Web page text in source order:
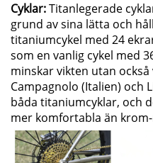
Cyklar:Titanlegerade
grund av sina lätta och
titaniumcykel med 24
som en vanlig cykel med
minskar vikten utan
Campagnolo (Italien) och
båda titaniumcyklar, och
mer komfortabla än